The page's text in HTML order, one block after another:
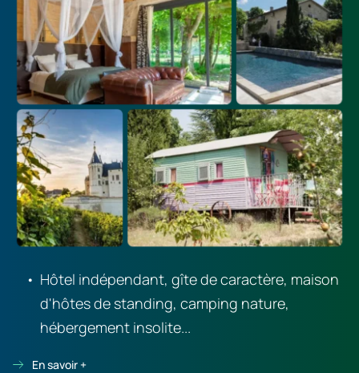
Hôtel indépendant, gîte de caractère, maison
d'hôtes de standing, camping nature,
hébergement insolite...
En savoir +